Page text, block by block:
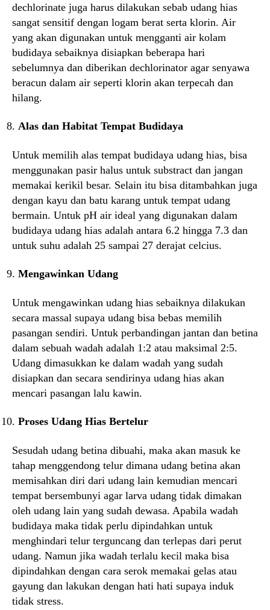
dechlorinate juga harus dilakukan sebab udang hias
sangat sensitif dengan logam berat serta klorin. Air
yang akan digunakan untuk mengganti air kolam
budidaya sebaiknya disiapkan beberapa hari
sebelumnya dan diberikan dechlorinator agar senyawa
beracun dalam air seperti klorin akan terpecah dan
hilang.
Alas dan Habitat Tempat Budidaya
Untuk memilih alas tempat budidaya udang hias, bisa
menggunakan pasir halus untuk substract dan jangan
memakai kerikil besar. Selain itu bisa ditambahkan juga
dengan kayu dan batu karang untuk tempat udang
bermain. Untuk pH air ideal yang digunakan dalam
budidaya udang hias adalah antara 6.2 hingga 7.3 dan
untuk suhu adalah 25 sampai 27 derajat celcius.
Mengawinkan Udang
Untuk mengawinkan udang hias sebaiknya dilakukan
secara massal supaya udang bisa bebas memilih
pasangan sendiri. Untuk perbandingan jantan dan betina
dalam sebuah wadah adalah 1:2 atau maksimal 2:5.
Udang dimasukkan ke dalam wadah yang sudah
disiapkan dan secara sendirinya udang hias akan
mencari pasangan lalu kawin.
Proses Udang Hias Bertelur
Sesudah udang betina dibuahi, maka akan masuk ke
tahap menggendong telur dimana udang betina akan
memisahkan diri dari udang lain kemudian mencari
tempat bersembunyi agar larva udang tidak dimakan
oleh udang lain yang sudah dewasa. Apabila wadah
budidaya maka tidak perlu dipindahkan untuk
menghindari telur terguncang dan terlepas dari perut
udang. Namun jika wadah terlalu kecil maka bisa
dipindahkan dengan cara serok memakai gelas atau
gayung dan lakukan dengan hati hati supaya induk
tidak stress.